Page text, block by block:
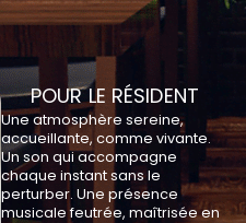
POUR LE RÉSIDENT
Une atmosphère sereine,
accueillante, comme vivante.
Un son qui accompagne
chaque instant sans le
perturber. Une présence
musicale feutrée, maîtrisée en